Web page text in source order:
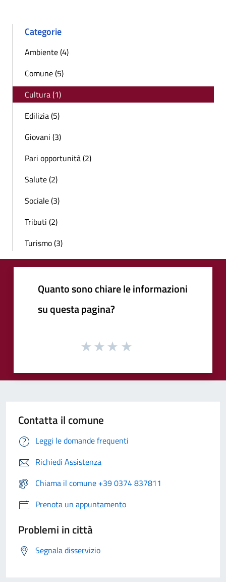
Categorie
Ambiente (4)
Comune (5)
Cultura (1)
Edilizia (5)
Giovani (3)
Pari opportunità (2)
Salute (2)
Sociale (3)
Tributi (2)
Turismo (3)
Quanto sono chiare le informazioni
su questa pagina?
Contatta il comune
Leggi le domande frequenti
Richiedi Assistenza
Chiama il comune +39 0374 837811
Prenota un appuntamento
Problemi in città
Segnala disservizio